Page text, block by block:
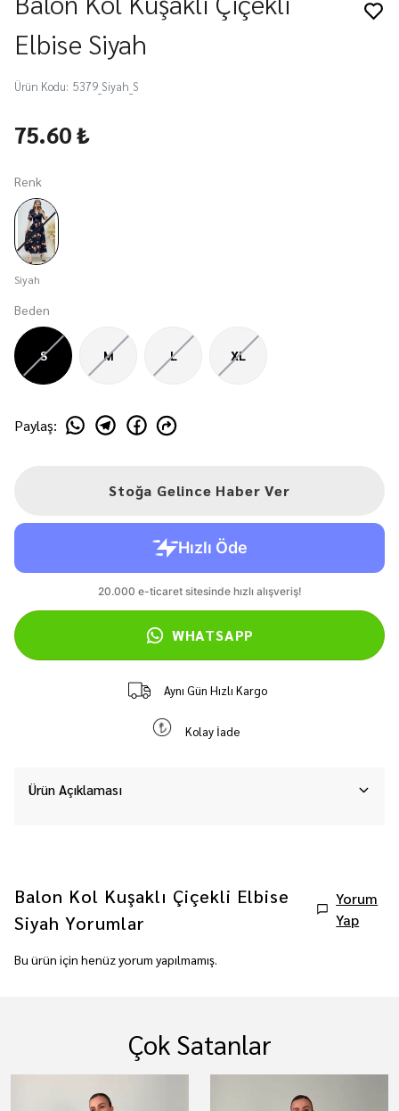
Elbise Siyah
Ürün Kodu: 5379_Siyah_S
75.60 ₺
Renk
Siyah
Beden
S M L XL
Paylaş:
Stoğa Gelince Haber Ver
WHATSAPP
Aynı Gün Hızlı Kargo
Kolay İade
Ürün Açıklaması
Balon Kol Kuşaklı Çiçekli Elbise
Siyah Yorumlar
Yorum
Yap
Bu ürün için henüz yorum yapılmamış.
Çok Satanlar